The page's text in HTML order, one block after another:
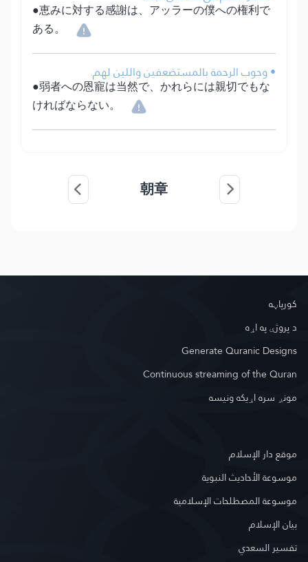
●恵みに対する感謝は、アッラーの僕への権利で
ある。
• وجوب الرحمة بالمستضعفين واللين لهم.
●弱者への恩寵は当然で、かれらには親切でもな
ければならない。
朝章
کور‌پاڼه
د پروژې په اړه
Generate Quranic Designs
Continuous streaming of the Quran
مونږ سره اړیکه ونیسه
موقع دار الإسلام
موسوعة الأحاديث النبوية
موسوعة المصطلحات الإسلامية
بيان الإسلام
تفسير السعدي